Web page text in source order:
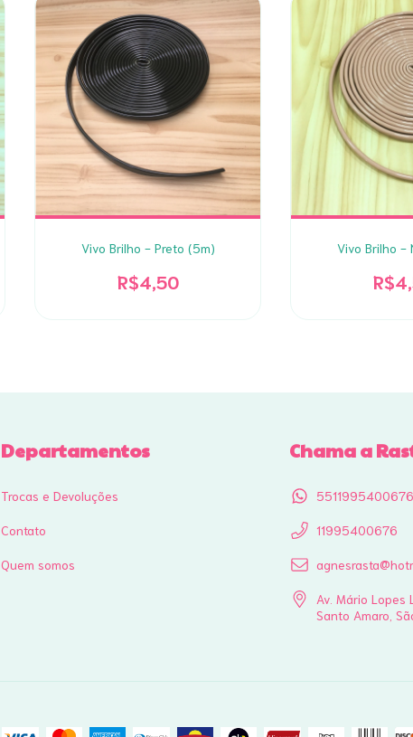
Vivo Brilho - Preto (5m)
R$4,50
Vivo Brilho -
Departamentos
Trocas e Devoluções
Contato
Quem somos
Chama a
5511995400676
11995400676
Av. Mário
Santo Amaro,